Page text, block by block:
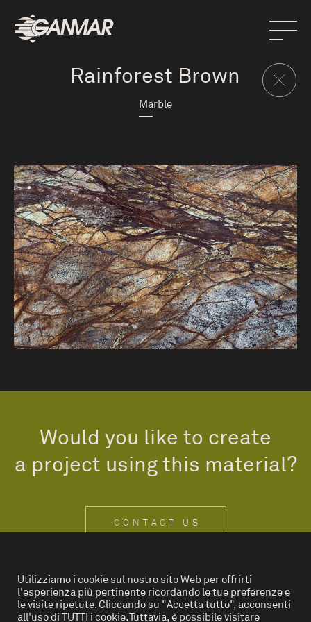
Rainforest Brown
Marble
Would you like to create
a project using this material?
CONTACT US
IT EN
Utilizziamo i cookie sul nostro sito Web per offrirti
l'esperienza più pertinente ricordando le tue preferenze e
le visite ripetute. Cliccando su "Accetta tutto", acconsenti
all'uso di TUTTI i cookie. Tuttavia, è possibile visitare